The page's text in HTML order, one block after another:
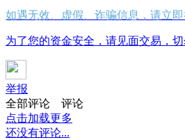
如遇无效、虚假、诈骗信息，请立
为了您的资金安全，请见面交易，
举报
全部评论
评论
点击加载更多
还没有评论...